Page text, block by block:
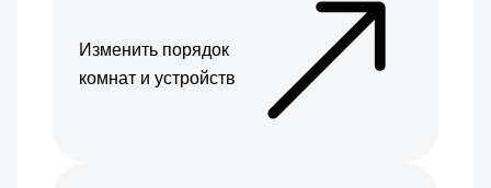
Изменить порядок
комнат и устройств